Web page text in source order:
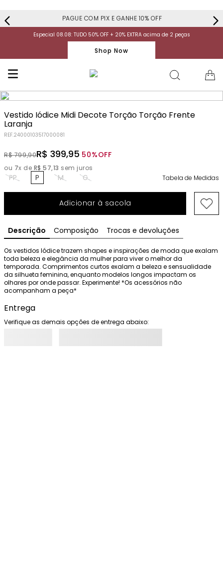
PAGUE COM PIX E GANHE 10% OFF
Especial 08.08: TUDO 50% OFF + 20% EXTRA acima de 2 peças
Shop Now
Vestido Iódice Midi Decote Torção Torção Frente
Laranja
REF.24000103517000081
R$ 799,90R$ 399,95 50%OFF
ou 7x de R$ 57,13 sem juros
PP P M G Tabela de Medidas
Adicionar à sacola
Descrição Composição Trocas e devoluções
Os vestidos Iódice trazem shapes e inspirações de moda que exalam
toda beleza e elegância da mulher para viver o melhor da
temporada. Comprimentos curtos exalam a beleza e sensualidade
da silhueta feminina, enquanto modelos longos impactam os
olhares por onde passar. Experimente! *Os acessórios não
acompanham a peça*
Entrega
Verifique as demais opções de entrega abaixo: